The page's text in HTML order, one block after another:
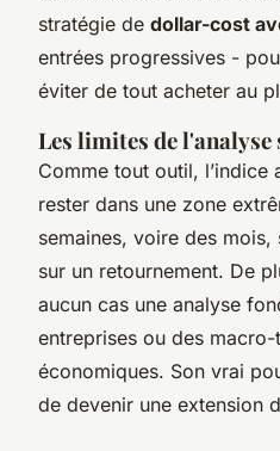
stratégie de dollar-cost
entrées progressives -
éviter de tout acheter au
Les limites de
Comme tout outil, l’indice
rester dans une zone
semaines, voire des
sur un retournement. De
aucun cas une analyse
entreprises ou des macro-
économiques. Son vrai
de devenir une extension